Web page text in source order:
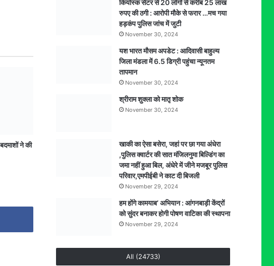
ने की
कियोस्क सेंटर से 20 लोगों से करीब 25 लाख
रुपए की ठगी : आरोपी मौके से फरार …मच गया
हड़कंप पुलिस जांच में जुटी
November 30, 2024
यश भारत मौसम अपडेट : आदिवासी बाहुल्य
जिला मंडला में 6.5 डिग्री पहुंचा न्यूनतम
तापमान
November 30, 2024
श्रीराम शुक्ला को मातृ शोक
November 30, 2024
खाकी का ऐसा बसेरा, जहां पर छा गया अंधेरा
,पुलिस क्वार्टर की सात मंजिलनुमा बिल्डिंग का
जमा नहीं हुआ बिल, अंधेरे में जीने मजबूर पुलिस
परिवार,एमपीईबी ने काट दी बिजली
November 29, 2024
हम होंगे कामयाब’ अभियान : आंगनबाड़ी केंद्रों
को सुंदर बनाकर होगी पोषण वाटिका की स्थापना
November 29, 2024
All (24733)